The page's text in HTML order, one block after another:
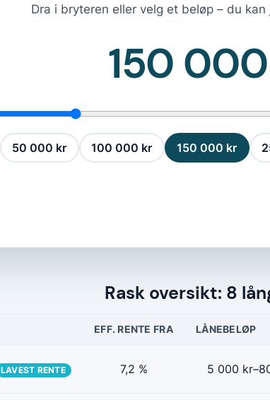
Dra i bryteren eller velg et beløp – du
150
50 000 kr 100 000 kr 150 000 kr
Rask oversikt: 8
EFF. RENTE FRA LÅNEBELØP
LAVEST RENTE 7,2 % 5 000